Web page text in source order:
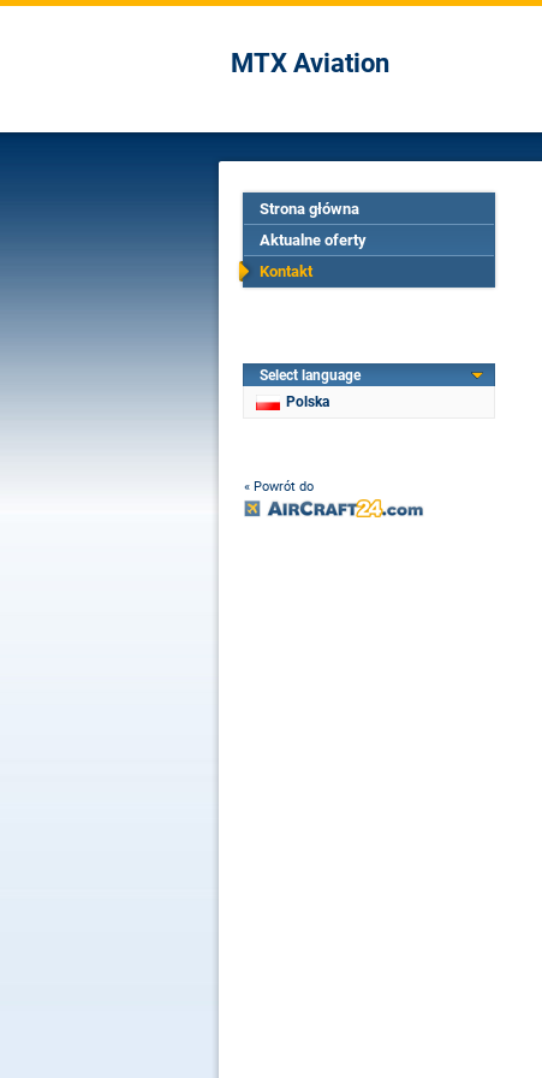
MTX Aviation
Strona główna
Aktualne oferty
Kontakt
Select language
Polska
« Powrót do